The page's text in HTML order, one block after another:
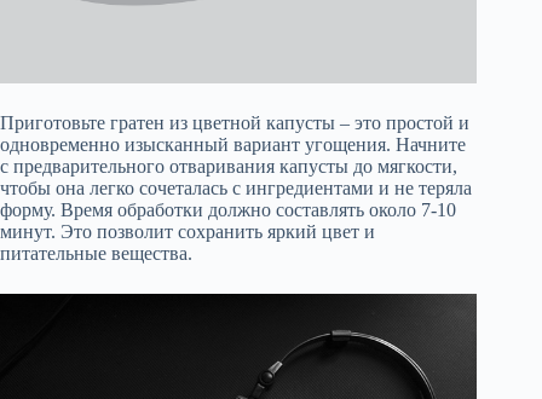
Приготовьте гратен из цветной капусты – это простой и
одновременно изысканный вариант угощения. Начните
с предварительного отваривания капусты до мягкости,
чтобы она легко сочеталась с ингредиентами и не теряла
форму. Время обработки должно составлять около 7-10
минут. Это позволит сохранить яркий цвет и
питательные вещества.